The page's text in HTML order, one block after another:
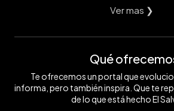
Ver mas ❯
Qué
Te ofrecemos un portal que
informa, pero también inspira. Que te
de lo que está hecho El